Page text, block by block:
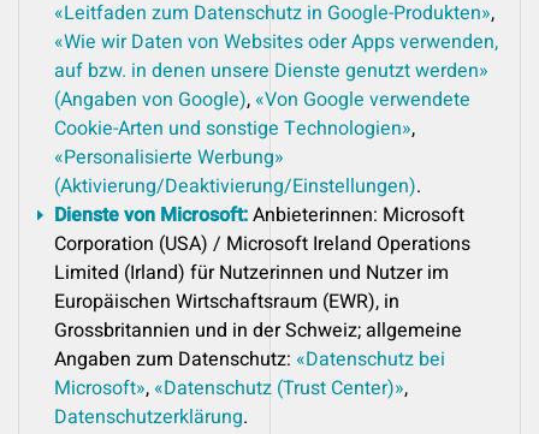
«Leitfaden zum Datenschutz in Google-Produkten»,
«Wie wir Daten von Websites oder Apps verwenden,
auf bzw. in denen unsere Dienste genutzt werden»
(Angaben von Google),«Von Google verwendete
Cookie-Arten und sonstige Technologien»,
«Personalisierte Werbung»
(Aktivierung/Deaktivierung/Einstellungen).
Dienste von Microsoft:Anbieterinnen: Microsoft
Corporation (USA) / Microsoft Ireland Operations
Limited (Irland) für Nutzerinnen und Nutzer im
Europäischen Wirtschaftsraum (EWR), in
Grossbritannien und in der Schweiz; allgemeine
Angaben zum Datenschutz: «Datenschutz bei
Microsoft»,«Datenschutz (Trust Center)»,
Datenschutzerklärung.